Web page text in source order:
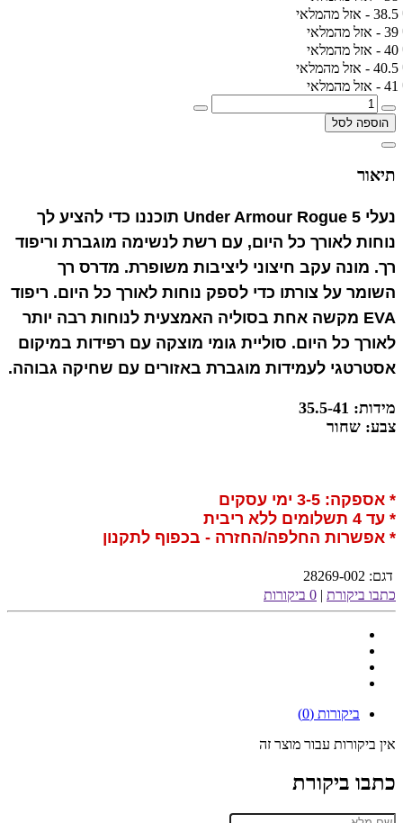
38.5 - אזל מהמלאי
39 - אזל מהמלאי
40 - אזל מהמלאי
40.5 - אזל מהמלאי
41 - אזל מהמלאי
הוספה לסל
תיאור
נעלי Under Armour Rogue 5 תוכננו כדי להציע לך
נוחות לאורך כל היום, עם רשת לנשימה מוגברת וריפוד
רך. מונה עקב חיצוני ליציבות משופרת. מדרס רך
השומר על צורתו כדי לספק נוחות לאורך כל היום. ריפוד
EVA מקשה אחת בסוליה האמצעית לנוחות רבה יותר
לאורך כל היום. סוליית גומי מוצקה עם רפידות במיקום
אסטרטגי לעמידות מוגברת באזורים עם שחיקה גבוהה.
מידות: 35.5-41
צבע: שחור
* אספקה: 3-5 ימי עסקים
* עד 4 תשלומים ללא ריבית
* אפשרות החלפה/החזרה - בכפוף לתקנון
דגם: 28269-002
כתבו ביקורת | 0 ביקורות
ביקורות (0)
אין ביקורות עבור מוצר זה
כתבו ביקורת